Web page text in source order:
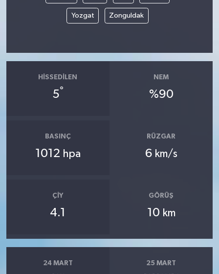
Yozgat Zonguldak
HISSEDILEN
5°
NEM
%90
BASINÇ
1012 hpa
RÜZGAR
6 km/s
ÇIY
4.1
GÖRÜŞ
10 km
24 MART 25 MART